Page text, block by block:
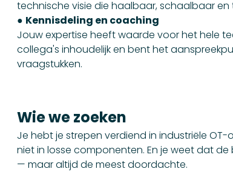
technische visie die haalbaar, schaalbaar en
● Kennisdeling en coaching
Jouw expertise heeft waarde voor het hele
collega's inhoudelijk en bent het
vraagstukken.
Wie we zoeken
Je hebt je strepen verdiend in industriële
niet in losse componenten. En je weet dat
— maar altijd de meest doordachte.